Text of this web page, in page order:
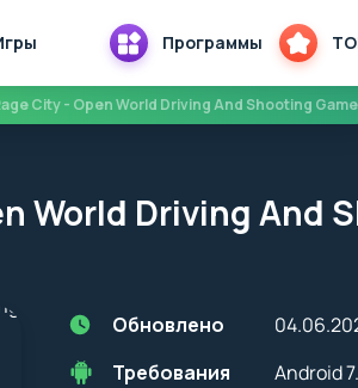
Программы
City - Open World Driving And Shooting Game
World Driving And
Обновлено
Требования
Android